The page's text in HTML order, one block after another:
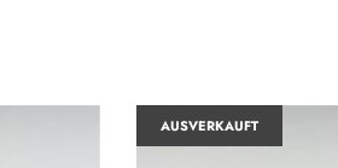
AUSVERKAUFT